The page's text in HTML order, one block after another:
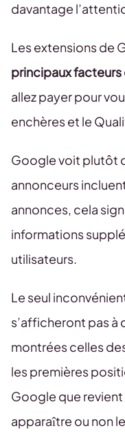
davantage
Les extensions de
principaux facteurs
allez payer pour
enchères et le
Google voit plutôt
annonceurs
annonces, cela
informations
utilisateurs.
Le seul
s’afficheront pas à
montrées celles
les premières
Google que
apparaître ou non